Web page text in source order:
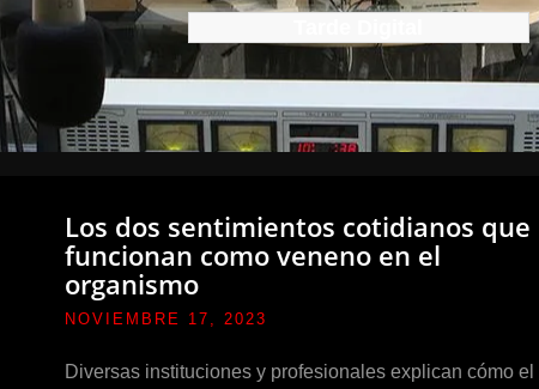
Los dos sentimientos cotidianos que
funcionan como veneno en el
organismo
NOVIEMBRE 17, 2023
Diversas instituciones y profesionales explican cómo el